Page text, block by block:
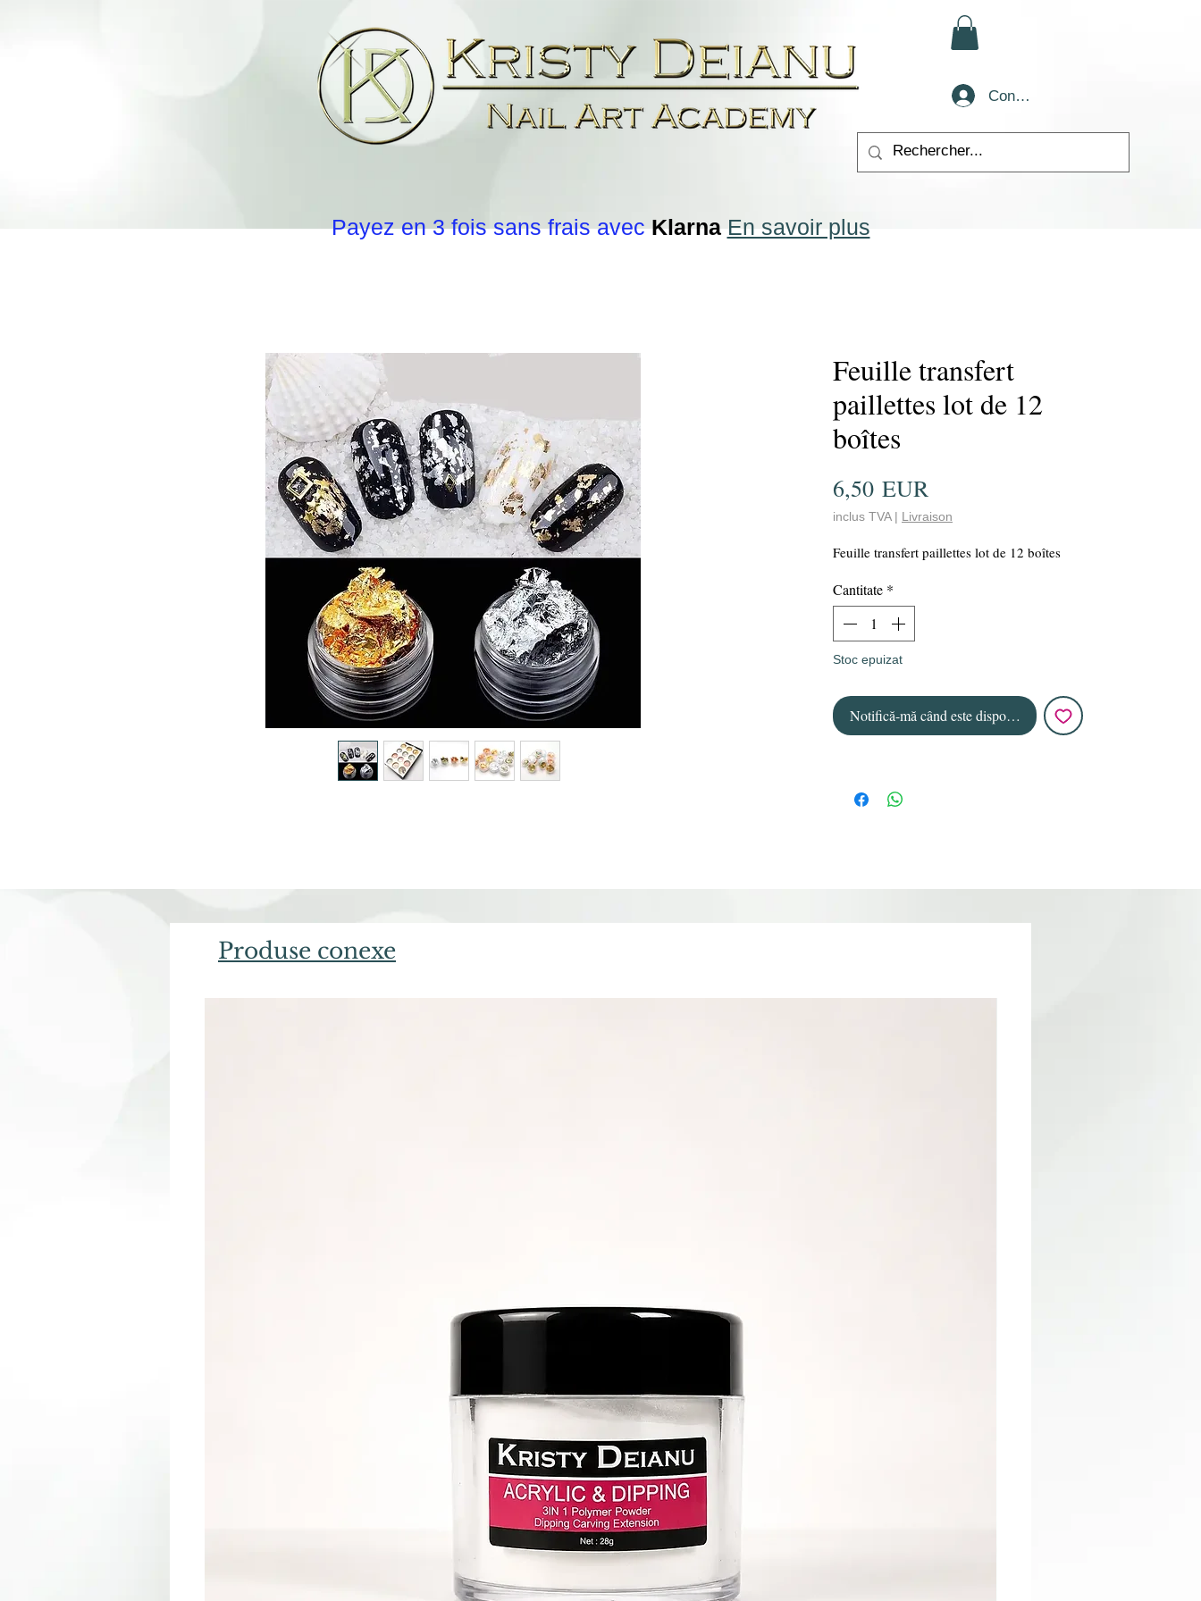
Conectează-te
Feuille transfert
paillettes lot de 12
boîtes
6,50 EUR
inclus TVA| Livraison
Feuille transfert paillettes lot de 12 boîtes
Cantitate *
Stoc epuizat
Notifică-mă când este disponibil
Payez en 3 fois sans frais avecKlarna En savoir plus
Produse conexe